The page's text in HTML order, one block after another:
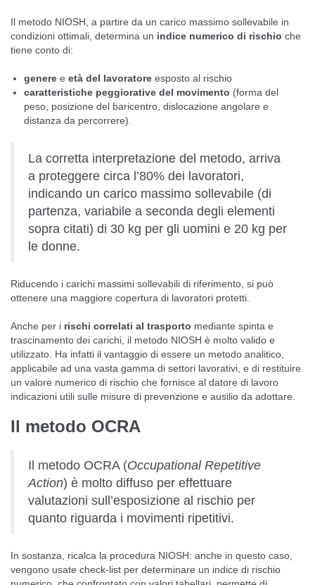
Il metodo NIOSH, a partire da un carico massimo sollevabile in
condizioni ottimali, determina un indice numerico di rischio che
tiene conto di:
generee età del lavoratoreesposto al rischio
caratteristiche peggiorative del movimento (forma del
peso, posizione del baricentro, dislocazione angolare e
distanza da percorrere).
La corretta interpretazione del metodo, arriva
a proteggere circa l’80% dei lavoratori,
indicando un carico massimo sollevabile (di
partenza, variabile a seconda degli elementi
sopra citati) di 30 kg per gli uomini e 20 kg per
le donne.
Riducendo i carichi massimi sollevabili di riferimento, si può
ottenere una maggiore copertura di lavoratori protetti.
Anche per i rischi correlati al trasporto mediante spinta e
trascinamento dei carichi, il metodo NIOSH è molto valido e
utilizzato. Ha infatti il vantaggio di essere un metodo analitico,
applicabile ad una vasta gamma di settori lavorativi, e di restituire
un valore numerico di rischio che fornisce al datore di lavoro
indicazioni utili sulle misure di prevenzione e ausilio da adottare.
Il metodo OCRA
Il metodo OCRA (Occupational Repetitive
Action) è molto diffuso per effettuare
valutazioni sull’esposizione al rischio per
quanto riguarda i movimenti ripetitivi.
In sostanza, ricalca la procedura NIOSH: anche in questo caso,
vengono usate check-list per determinare un indice di rischio